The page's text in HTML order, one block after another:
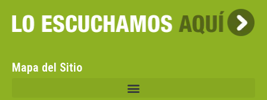
Mapa del Sitio